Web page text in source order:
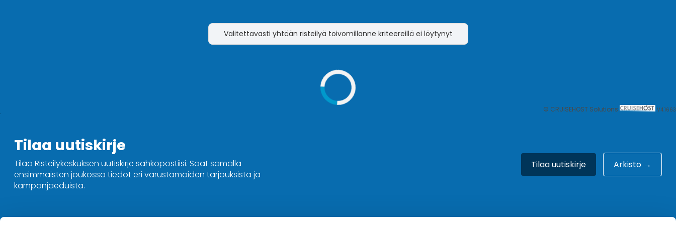
Valitettavasti yhtään risteilyä toivomillanne kriteereillä ei löytynyt
© CRUISEHOST Solutions V4.1663
Tilaa uutiskirje
Tilaa Risteilykeskuksen uutiskirje sähköpostiisi. Saat samalla
ensimmäisten joukossa tiedot eri varustamoiden tarjouksista ja
kampanjaeduista.
Tilaa uutiskirje Arkisto →
Ota yhteyttä Hyvä tietää Meistä